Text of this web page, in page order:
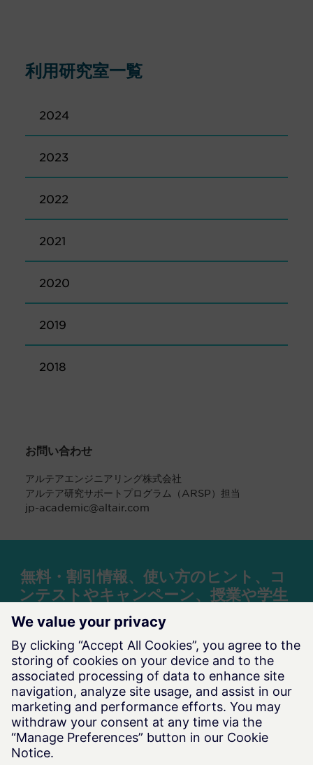
利用研究室一覧
2024
2023
2022
2021
2020
2019
2018
お問い合わせ
アルテアエンジニアリング株式会社
アルテア研究サポートプログラム（ARSP）担当
jp-academic@altair.com
無料・割引情報、使い方のヒント、コ
ンテストやキャンペーン、授業や学生
活動支援に関する教育機関向けの情報
を月1回配信
アルテアニュース Academia